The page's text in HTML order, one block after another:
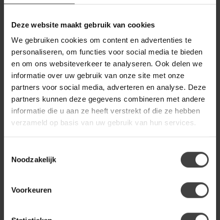
Deze website maakt gebruik van cookies
We gebruiken cookies om content en advertenties te
personaliseren, om functies voor social media te bieden
en om ons websiteverkeer te analyseren. Ook delen we
informatie over uw gebruik van onze site met onze
partners voor social media, adverteren en analyse. Deze
partners kunnen deze gegevens combineren met andere
informatie die u aan ze heeft verstrekt of die ze hebben
verzameld op basis van uw gebruik van hun services.
Noodzakelijk
Voorkeuren
WOOOD
Woood Freddie Hoekbank
Links Bruin
Woood Freddie Hoekbank
Links Lever
WOOOD
Woood Freddie Hoekbank
Links Naturel
Of heb je hulp nodig bij de bestelling? Neem gerust contact
of+31